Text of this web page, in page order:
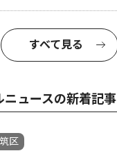
すべて見る
ニュースの新着記事
区